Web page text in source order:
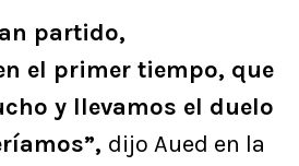
partido,
el primer tiempo, que
y llevamos el duelo
dijo Aued en la